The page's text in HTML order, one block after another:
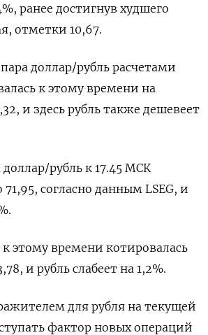
ранее достигнув худшего
отметки 10,67.
доллар/рубль расчетами
к этому времени на
и здесь рубль также дешевеет
рубль к 17.45 МСК
​согласно данным LSEG, и
этому времени котировалась
и ⁠рубль слабеет на 1,2%.
для рубля на текущей
фактор новых операций